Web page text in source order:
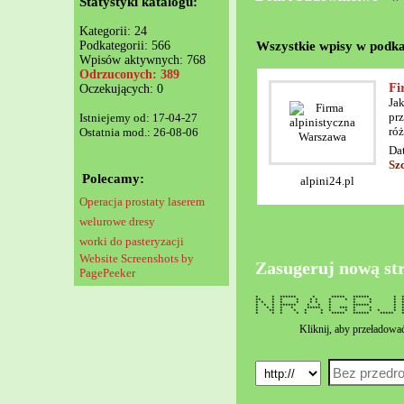
Kategorii: 24
Podkategorii: 566
Wpisów aktywnych: 768
Odrzuconych: 389
Oczekujących: 0
Istniejemy od: 17-04-27
Ostatnia mod.: 26-08-06
Polecamy:
Operacja prostaty laserem
welurowe dresy
worki do pasteryzacji
Website Screenshots by
PagePeeker
Wszystkie wpisy w
alpini24.pl
Zasugeruj nową
* * ****** * ***** ****** *
** * * * * * * * * *
* * * * * * * * * *
* * * ****** * * * ****** *
* * * * * ***** * *** * *
* ** * * * * * * * * *
* * * * * * ***** ******
Kliknij, aby